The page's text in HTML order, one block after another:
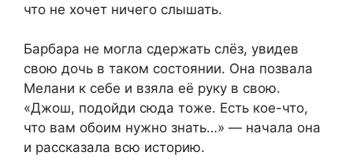
что не хочет ничего слышать.
Барбара не могла сдержать слёз, увидев
свою дочь в таком состоянии. Она позвала
Мелани к себе и взяла её руку в свою.
«Джош, подойди сюда тоже. Есть кое-что,
что вам обоим нужно знать…» — начала она
и рассказала всю историю.